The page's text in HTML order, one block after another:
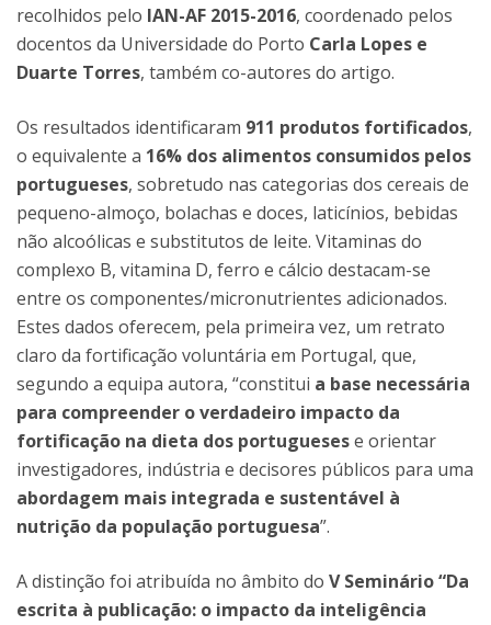
recolhidos pelo IAN-AF 2015-2016, coordenado pelos
docentos da Universidade do Porto Carla Lopes e
Duarte Torres, também co-autores do artigo.
Os resultados identificaram 911 produtos fortificados,
o equivalente a 16% dos alimentos consumidos pelos
portugueses, sobretudo nas categorias dos cereais de
pequeno-almoço, bolachas e doces, laticínios, bebidas
não alcoólicas e substitutos de leite. Vitaminas do
complexo B, vitamina D, ferro e cálcio destacam-se
entre os componentes/micronutrientes adicionados.
Estes dados oferecem, pela primeira vez, um retrato
claro da fortificação voluntária em Portugal, que,
segundo a equipa autora, “constitui a base necessária
para compreender o verdadeiro impacto da
fortificação na dieta dos portuguesese orientar
investigadores, indústria e decisores públicos para uma
abordagem mais integrada e sustentável à
nutrição da população portuguesa”.
A distinção foi atribuída no âmbito do V Seminário “Da
escrita à publicação: o impacto da inteligência